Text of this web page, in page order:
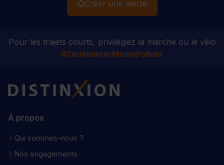
Créer une alerte
Pour les trajets courts, privilégiez la marche ou le vélo
#SedéplacerMoinsPolluer
Distinxion
À propos
Qui sommes-nous ?
Nos engagements